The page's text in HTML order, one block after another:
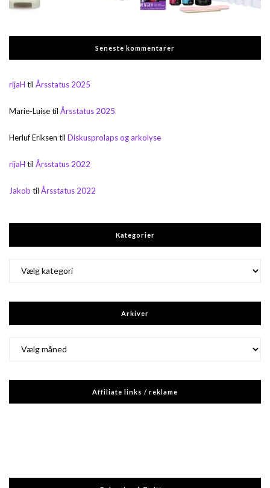
Seneste kommentarer
rijaH til Årsstatus 2025
Marie-Luisetil Årsstatus 2025
Herluf Eriksen til Diskusprolaps og arkolyse
rijaH til Årsstatus 2022
Jakob til Årsstatus 2022
Kategorier
Arkiver
Affiliate links / reklame